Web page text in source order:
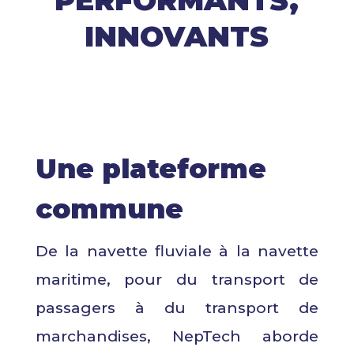
INNOVANTS
Une plateforme
commune
De la navette fluviale à la navette
maritime, pour du transport de
passagers à du transport de
marchandises, NepTech aborde